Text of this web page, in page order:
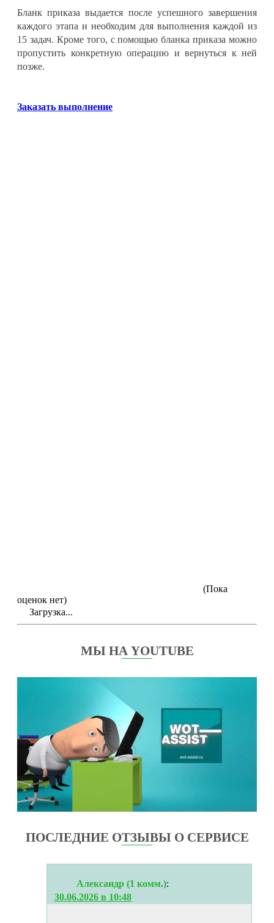
Бланк приказа выдается после успешного завершения
каждого этапа и необходим для выполнения каждой из
15 задач. Кроме того, с помощью бланка приказа можно
пропустить конкретную операцию и вернуться к ней
позже.
Заказать выполнение
(Пока
оценок нет)
Загрузка...
МЫ НА YOUTUBE
ПОСЛЕДНИЕ ОТЗЫВЫ О СЕРВИСЕ
Александр (1 комм.):
30.06.2026 в 10:48